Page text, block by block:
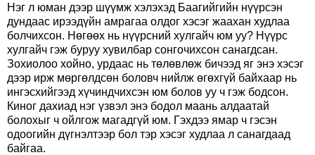
Нэг л юман дээр шүүмж хэлэхэд Баагийгийн нүүрсэн
дундаас ирээдүйн амрагаа олдог хэсэг жаахан худлаа
болчихсон. Нөгөөх нь нүүрсний хулгайч юм уу? Нүүрс
хулгайч гэж буруу хувилбар сонгочихсон санагдсан.
Зохиолоо хойно, урдаас нь төлөвлөж бичээд яг энэ хэсэг
дээр ирж мөргөлдсөн боловч нийлж өгөхгүй байхаар нь
ингэсхийгээд хүчиндчихсэн юм болов уу ч гэж бодсон.
Киног дахиад нэг үзвэл энэ бодол маань алдаатай
болохыг ч ойлгож магадгүй юм. Гэхдээ ямар ч гэсэн
одоогийн дүгнэлтээр бол тэр хэсэг худлаа л санагдаад
байгаа.